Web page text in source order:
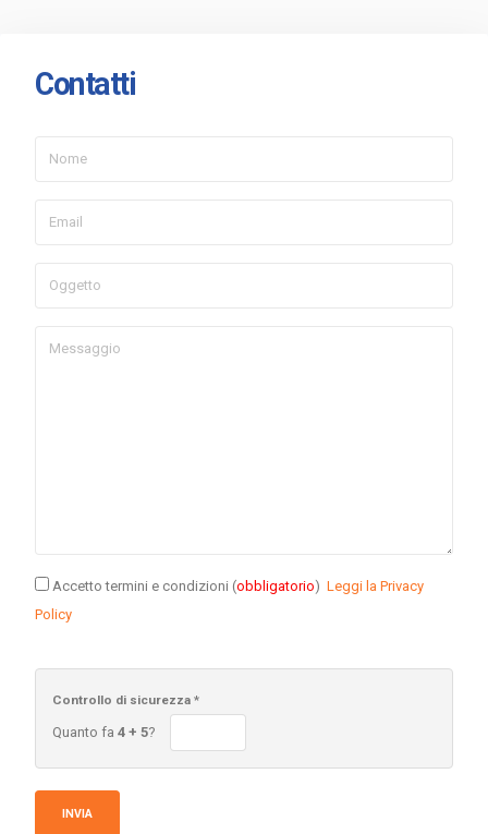
Contatti
Accetto termini e condizioni (obbligatorio) Leggi la Privacy
Policy
Controllo di sicurezza *
Quanto fa 4 + 5?